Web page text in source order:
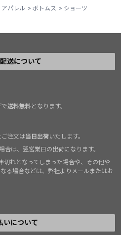
アパレル > ボトムス > ショーツ
送について
送料無料となります。
注文は当日出荷いたします。
は、翌営業日の出荷になります。
切れとなってしまった場合や、その他や
る場合などは、弊社よりメールまたはお
いについて